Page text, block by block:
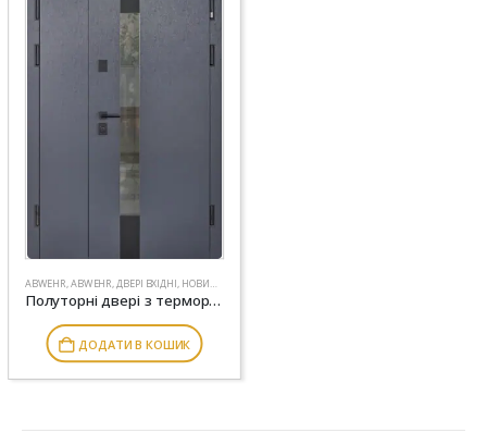
ABWEHR ,ABWEHR ДВЕРІ ВХІДНІ НОВИНКИ
Полуторні двері з терморозривом модель Tower комплектація Termix 1200 ABWEHR (527)
ДОДАТИ В КОШИК